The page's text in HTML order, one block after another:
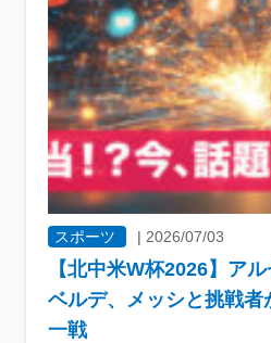
スポーツ |2026/07/03
【北中米W杯2026】ア
ベルデ、メッシと挑戦者
一戦